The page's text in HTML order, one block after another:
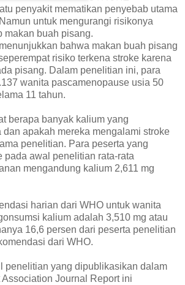
penyakit mematikan penyebab utama
untuk mengurangi risikonya
makan buah pisang.
bahwa makan buah pisang
risiko terkena stroke karena
pisang. Dalam penelitian ini, para
wanita pascamenopause usia 50
11 tahun.
berapa banyak kalium yang
apakah mereka mengalami stroke
penelitian. Para peserta yang
pada awal penelitian rata-rata
mengandung kalium 2,611 mg
harian dari WHO untuk wanita
kalium adalah 3,510 mg atau
16,6 persen dari peserta penelitian
dari WHO.
penelitian yang dipublikasikan dalam
Journal Report ini